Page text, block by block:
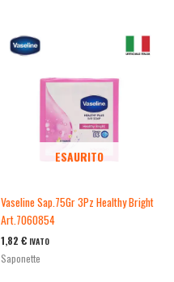
ESAURITO
Vaseline Sap.75Gr 3Pz Healthy Bright
Art.7060854
1,82 € IVATO
Saponette